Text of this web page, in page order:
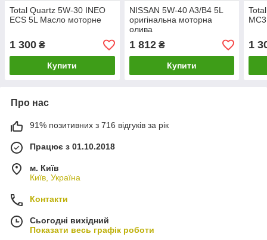
Total Quartz 5W-30 INEO
ECS 5L Масло моторне
1 300 ₴
Купити
NISSAN 5W-40 A3/B4 5L
оригінальна моторна
олива
1 812₴
Купити
1
Про нас
91% позитивних з 716 відгуків за рік
Працює з 01.10.2018
м. Київ
Київ, Україна
Контакти
Сьогодні вихідний
Показати весь графік роботи